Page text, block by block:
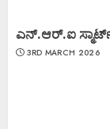
ಎನ್.ಆರ್.ಐ
3RD MARCH 2026